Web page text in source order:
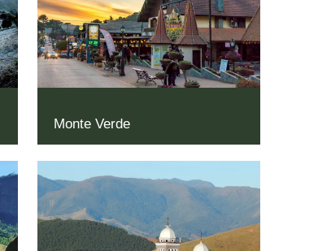
Monte Verde